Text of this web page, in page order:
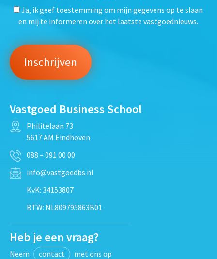
Ja, ik geef toestemming om mijn gegevens op te slaan
en mij te informeren over het laatste vastgoednieuws.
Vastgoed Business School
Philitelaan 73
5617 AM Eindhoven
088 – 091 00 00
info@vastgoedbs.nl
KvK: 34153807
BTW: NL809795863B01
Heb je een vraag?
Neem contact met ons op